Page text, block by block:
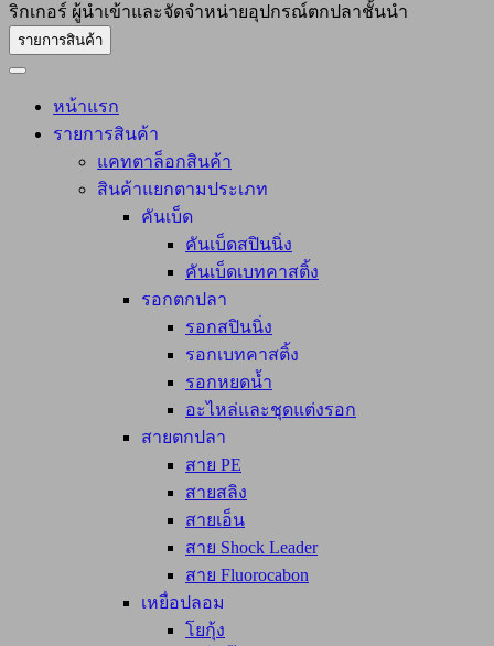
ริกเกอร์ ผู้นำเข้าและจัดจำหน่ายอุปกรณ์ตกปลาชั้นนำ
รายการสินค้า
หน้าแรก
รายการสินค้า
แคทตาล็อกสินค้า
สินค้าแยกตามประเภท
คันเบ็ด
คันเบ็ดสปินนิ่ง
คันเบ็ดเบทคาสติ้ง
รอกตกปลา
รอกสปินนิ่ง
รอกเบทคาสติ้ง
รอกหยดน้ำ
อะไหล่และชุดแต่งรอก
สายตกปลา
สาย PE
สายสลิง
สายเอ็น
สาย Shock Leader
สาย Fluorocabon
เหยื่อปลอม
โยกุ้ง